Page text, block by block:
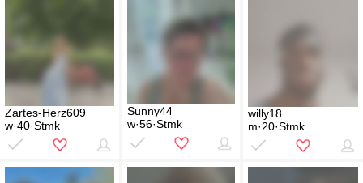
Zartes-Herz609
w·40·Stmk
Sunny44
w·56·Stmk
willy18
m·20·Stmk